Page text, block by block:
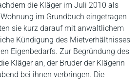
die Kläger im Juli 2010 als
im Grundbuch eingetragen
sie kurz darauf mit anwaltlichem
Kündigung des Mietverhältnisses
Eigenbedarfs. Zur Begründung des
Kläger an, der Bruder der Klägerin
bei ihnen verbringen. Die